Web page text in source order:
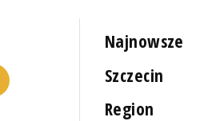
Najnowsze
Szczecin
Region